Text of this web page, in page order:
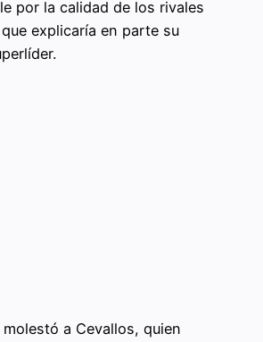
por la calidad de los rivales
explicaría en parte su
a Cevallos, quien